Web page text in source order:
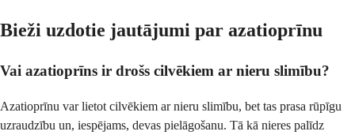
Bieži uzdotie jautājumi par azatioprīnu
Vai azatioprīns ir drošs cilvēkiem ar nieru slimību?
Azatioprīnu var lietot cilvēkiem ar nieru slimību, bet tas prasa rūpīgu
uzraudzību un, iespējams, devas pielāgošanu. Tā kā nieres palīdz